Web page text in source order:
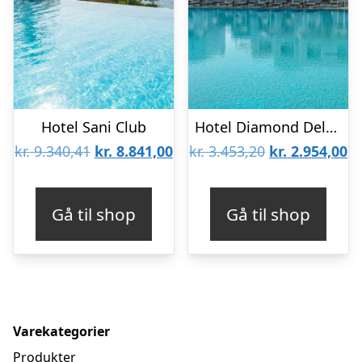
Hotel Sani Club
kr.9.340,41 Den
kr. 9.340,41.
kr. 8.841,00Den
kr. 8.841,00.
Gå til shop
Hotel Diamond Deluxe – Voksenhotel
kr.3.453,20 Den
kr. 3.453,20.
kr. 2.954,00
Gå til shop
Varekategorier
Produkter